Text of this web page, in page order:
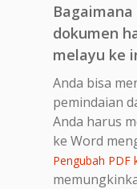
dokumen
melayu ke
Anda bisa
pemindaian
Anda harus
ke Word
Pengubah PDF